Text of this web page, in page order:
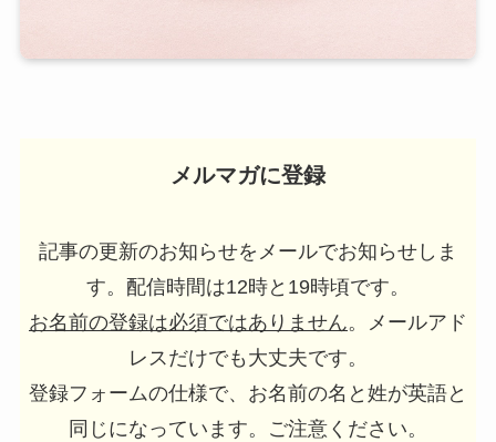
メルマガに登録
記事の更新のお知らせをメールでお知らせしま
す。配信時間は12時と19時頃です。
お名前の登録は必須ではありません。メールアド
レスだけでも大丈夫です。
登録フォームの仕様で、お名前の名と姓が英語と
同じになっています。ご注意ください。